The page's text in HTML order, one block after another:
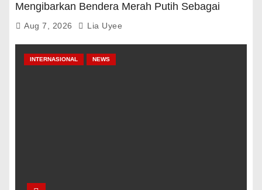
Mengibarkan Bendera Merah Putih Sebagai
Tanda Rasa Terima Kasih
Aug 7, 2026 Lia Uyee
INTERNASIONAL NEWS